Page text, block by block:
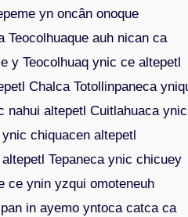
yn oncân onoque
Teocolhuaque auh nican ca
y Teocolhuaq ynic ce altepetl
Chalca Totollinpaneca
nahui altepetl Cuitlahuaca ynic
chiquacen altepetl
Tepaneca ynic chicuey
ce ynin yzqui omoteneuh
in ayemo yntoca catca ca